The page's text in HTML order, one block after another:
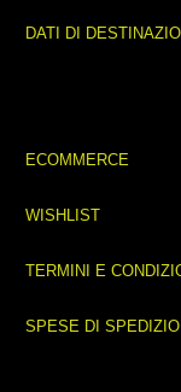
DATI DI
ECOMMERCE
WISHLIST
TERMINI E
SPESE DI